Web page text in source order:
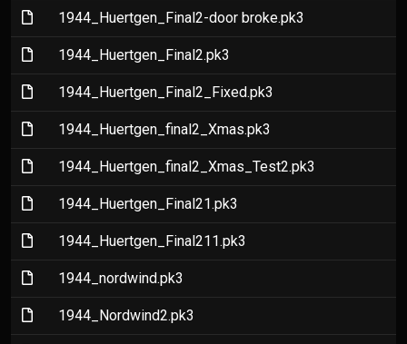
(File)1944_Huertgen_Final2-door broke.pk3
(File)1944_Huertgen_Final2.pk3
(File)1944_Huertgen_Final2_Fixed.pk3
(File)1944_Huertgen_final2_Xmas.pk3
(File)1944_Huertgen_final2_Xmas_Test2.pk3
(File)1944_Huertgen_Final21.pk3
(File)1944_Huertgen_Final211.pk3
(File)1944_nordwind.pk3
(File)1944_Nordwind2.pk3